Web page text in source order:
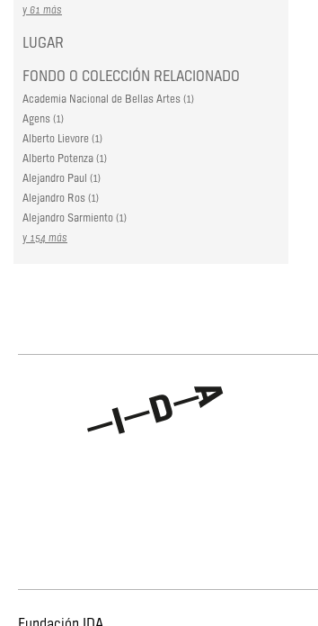
y 61 más
LUGAR
FONDO O COLECCIÓN RELACIONADO
Academia Nacional de Bellas Artes (1)
Agens (1)
Alberto Lievore (1)
Alberto Potenza (1)
Alejandro Paul (1)
Alejandro Ros (1)
Alejandro Sarmiento (1)
y 154 más